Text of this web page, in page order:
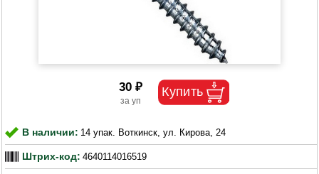
30 ₽
В наличии: 14 упак. Воткинск, ул. Кирова, 24
Штрих-код: 4640114016519